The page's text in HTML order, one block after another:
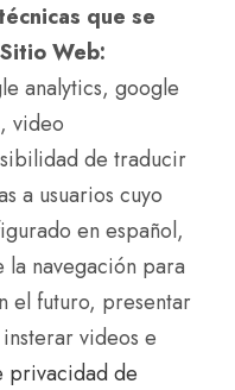
que se
Web:
analytics, google
video
de traducir
a usuarios cuyo
en español,
navegación para
el futuro, presentar
videos e
privacidad de